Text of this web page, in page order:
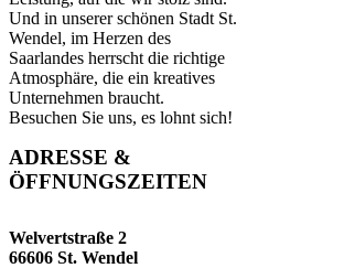
Und in unserer schönen Stadt St.
Wendel, im Herzen des
Saarlandes herrscht die richtige
Atmosphäre, die ein kreatives
Unternehmen braucht.
Besuchen Sie uns, es lohnt sich!
ADRESSE &
ÖFFNUNGSZEITEN
Welvertstraße 2
66606 St. Wendel